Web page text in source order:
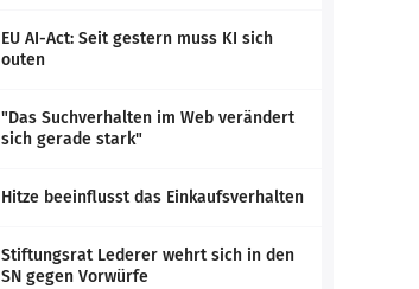
EU AI-Act: Seit gestern muss KI sich
outen
"Das Suchverhalten im Web verändert
sich gerade stark"
Hitze beeinflusst das Einkaufsverhalten
Stiftungsrat Lederer wehrt sich in den
SN gegen Vorwürfe